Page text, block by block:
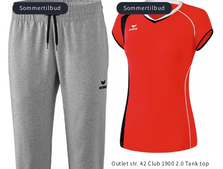
e
k
t
i
o
n
Sommertilbud Sommertilbud
Outlet str. 42 Club 1900 2.0 Tank top